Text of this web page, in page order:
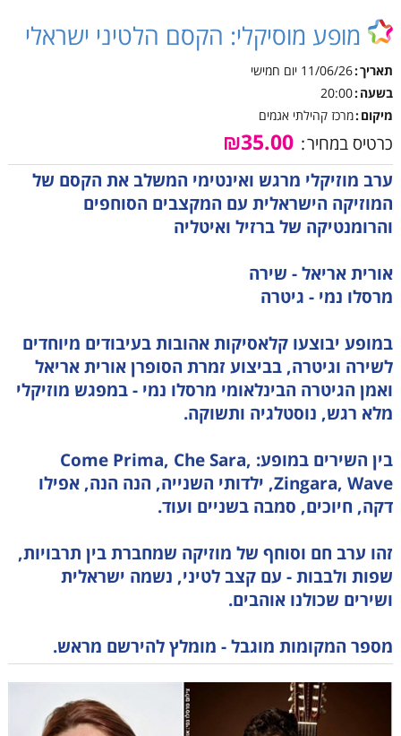
מופע מוסיקלי: הקסם הלטיני ישראלי
תאריך 11/06/26 יום חמישי
בשעה 20:00
מיקום מרכז קהילתי אגמים
כרטיס במחיר
ערב מוזיקלי מרגש ואינטימי המשלב את הקסם של
המוזיקה הישראלית עם המקצבים הסוחפים
והרומנטיקה של ברזיל ואיטליה
אורית אריאל - שירה
מרסלו נמי - גיטרה
במופע יבוצעו קלאסיקות אהובות בעיבודים מיוחדים
לשירה וגיטרה, בביצוע זמרת הסופרן אורית אריאל
ואמן הגיטרה הבינלאומי מרסלו נמי - במפגש מוזיקלי
מלא רגש, נוסטלגיה ותשוקה.
בין השירים במופע: Come Prima, Che Sara,
Zingara, Wave, ילדותי השנייה, הנה הנה, אפילו
דקה, חיוכים, סמבה בשניים ועוד.
זהו ערב חם וסוחף של מוזיקה שמחברת בין תרבויות,
שפות ולבבות - עם קצב לטיני, נשמה ישראלית
ושירים שכולנו אוהבים.
מספר המקומות מוגבל - מומלץ להירשם מראש.